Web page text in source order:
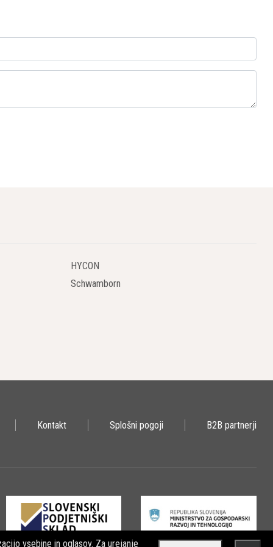
vsebine in oglasov. Za urejanje
HYCON
Schwamborn
Kontakt Splošni pogoji B2B partnerji